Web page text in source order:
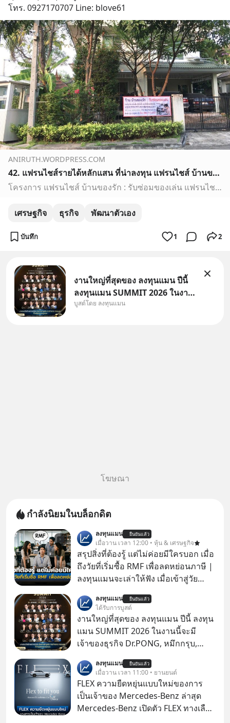
โทร. 0927170707 Line: blove61
ANIRUTH.WORDPRESS.COM
42. แฟรนไชส์รายได้หลักแสน ที่น่าลงทุน แฟรนไชส์ บ้านของรัก : รับซ่อมของเล่น แฟรนไชส์เพื่อสังคม ผู้ที่ไม่มีความรู้ ทางด้านช่าง ก็ทำได้
โครงการ แฟรนไชส์ บ้านของรัก : รับซ่อมของเล่น แฟรนไชส์เพ…
เศรษฐกิจ ธุรกิจ พัฒนาตัวเอง
บันทึก 1 2
งานใหญ่ที่สุดของ ลงทุนแมน ปีนี้
ลงทุนแมน SUMMIT 2026 ในงาน
นี้จะมีเจ้าของธุรกิจ Dr.PONG,
บูสต์โดย ลงทุนแมน
โฆษณา
กำลังนิยมในบล็อกดิต
ลงทุนแมน ยืนยันแล้ว
เมื่อวาน เวลา 12:00 • หุ้น & เศรษฐกิจ
สรุปสิ่งที่ต้องรู้ แต่ไม่ค่อยมีใครบอก เมื่อ
ถึงวัยที่เริ่มซื้อ RMF เพื่อลดหย่อนภาษี |
ลงทุนแมนจะเล่าให้ฟัง เมื่อเข้าสู่วัย
ภาษี หลายคนมักได้รับคำแนะนำให้
ลงทุนใน RMF เพราะนอกจากจะช่วยลด
หย่อนภาษีได้แล้ว ยังเป็นโอกาสในการ
สร้างความมั่งคั่งระยะยาว แต่น้อยคน
นักที่จะลงลึกว่า ถ้าลงทุนใน RMF ควรรู้
อะไรบ้าง ควรดู ตรงไหน ทำอย่างไร ถึง
จะดีกับเรา แล้วเราควรรู้ข้อมูลอะไร
เกี่ยวกับ RMF บ้าง เพื่อให้นำไปใช้ต่อได้
จริง ๆ ลงทุนแมนจะเล่าให้ฟัง
ลงทุนแมน ยืนยันแล้ว
ได้รับการบูสต์
งานใหญ่ที่สุดของ ลงทุนแมน ปีนี้ ลงทุน
แมน SUMMIT 2026 ในงานนี้จะมี
เจ้าของธุรกิจ Dr.PONG, หมึกกรุบ,
Fastwork, MizuMi, KARMART, อิชิตัน
มาแชร์ความรู้การสร้างธุรกิจ
ลงทุนแมน ยืนยันแล้ว
เมื่อวาน เวลา 11:00 • ยานยนต์
FLEX ความยืดหยุ่นแบบใหม่ของการ
เป็นเจ้าของ Mercedes-Benz ล่าสุด
Mercedes-Benz เปิดตัว FLEX ทางเลือก